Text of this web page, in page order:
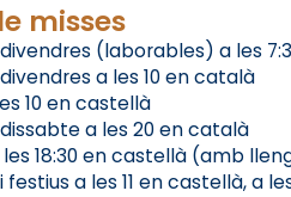
misses
(laborables) a les
a les 10 en català
10 en castellà
a les 20 en català
18:30 en castellà (amb
festius a les 11 en castellà, a